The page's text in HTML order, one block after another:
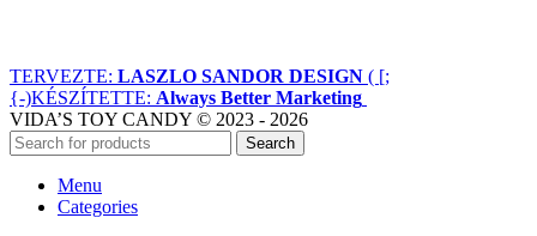
TERVEZTE: LASZLO SANDOR DESIGN ( [;
{-)KÉSZÍTETTE: Always Better Marketing
VIDA’S TOY CANDY © 2023 - 2026
Search
Menu
Categories